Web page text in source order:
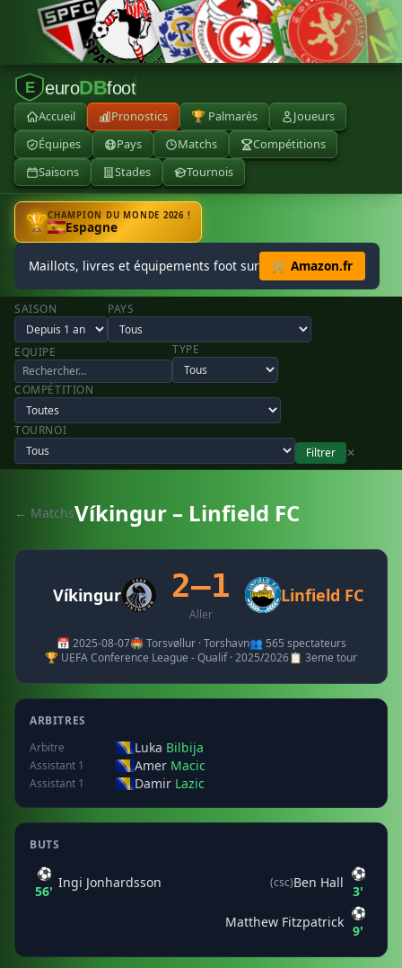
E euroDBfoot
Accueil Pronostics 🏆 Palmarès
Joueurs
Équipes
Pays Matchs
Compétitions
Saisons
Stades Tournois
🏆CHAMPION DU MONDE 2026 !
Espagne
Maillots, livres et équipements foot sur 🛒 Amazon.fr
SAISON PAYS
EQUIPE TYPE
COMPÉTITION
TOURNOI
Filtrer
✕
← MatchsVíkingur – Linfield FC
Víkingur 2–1
Aller
Linfield FC
📅 2025-08-07🏟️ Torsvøllur · Torshavn👥 565 spectateurs
🏆 UEFA Conference League - Qualif · 2025/2026📋 3eme tour
ARBITRES
Arbitre
Luka Bilbija
Assistant 1 Amer Macic
Assistant 1 Damir Lazic
BUTS
⚽
56'
Ingi Jonhardsson (csc)Ben Hall
⚽
3'
Matthew Fitzpatrick
⚽
9'